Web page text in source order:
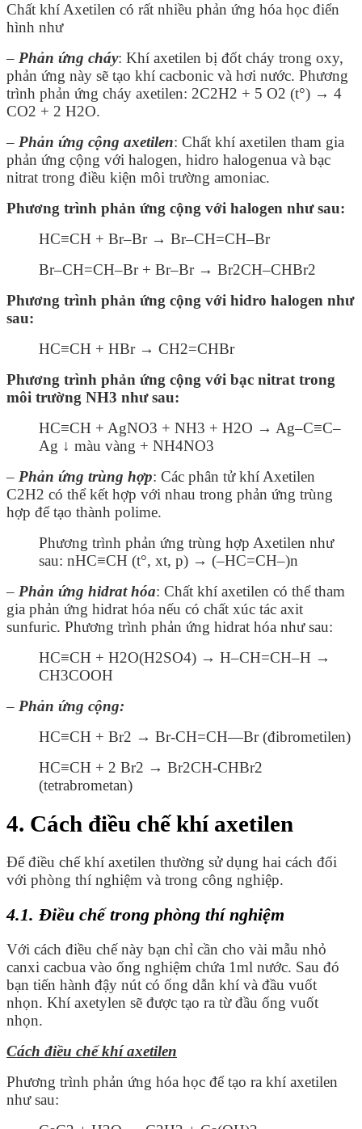
Chất khí Axetilen có rất nhiều phản ứng hóa học điển
hình như
– Phản ứng cháy: Khí axetilen bị đốt cháy trong oxy,
phản ứng này sẽ tạo khí cacbonic và hơi nước. Phương
trình phản ứng cháy axetilen: 2C2H2 + 5 O2 (t°) → 4
CO2 + 2 H2O.
– Phản ứng cộng axetilen: Chất khí axetilen tham gia
phản ứng cộng với halogen, hidro halogenua và bạc
nitrat trong điều kiện môi trường amoniac.
Phương trình phản ứng cộng với halogen như sau:
HC≡CH + Br–Br → Br–CH=CH–Br
Br–CH=CH–Br + Br–Br → Br2CH–CHBr2
Phương trình phản ứng cộng với hidro halogen như
sau:
HC≡CH + HBr → CH2=CHBr
Phương trình phản ứng cộng với bạc nitrat trong
môi trường NH3 như sau:
HC≡CH + AgNO3 + NH3 + H2O → Ag–C≡C–
Ag ↓ màu vàng + NH4NO3
– Phản ứng trùng hợp: Các phân tử khí Axetilen
C2H2 có thể kết hợp với nhau trong phản ứng trùng
hợp để tạo thành polime.
Phương trình phản ứng trùng hợp Axetilen như
sau: nHC≡CH (t°, xt, p) → (–HC=CH–)n
– Phản ứng hidrat hóa: Chất khí axetilen có thể tham
gia phản ứng hidrat hóa nếu có chất xúc tác axit
sunfuric. Phương trình phản ứng hidrat hóa như sau:
HC≡CH + H2O(H2SO4) → H–CH=CH–H →
CH3COOH
– Phản ứng cộng:
HC≡CH + Br2 → Br-CH=CH—Br (đibrometilen)
HC≡CH + 2 Br2 → Br2CH-CHBr2
(tetrabrometan)
4. Cách điều chế khí axetilen
Để điều chế khí axetilen thường sử dụng hai cách đối
với phòng thí nghiệm và trong công nghiệp.
4.1. Điều chế trong phòng thí nghiệm
Với cách điều chế này bạn chỉ cần cho vài mẫu nhỏ
canxi cacbua vào ống nghiệm chứa 1ml nước. Sau đó
bạn tiến hành đậy nút có ống dẫn khí và đầu vuốt
nhọn. Khí axetylen sẽ được tạo ra từ đầu ống vuốt
nhọn.
Cách điều chế khí axetilen
Phương trình phản ứng hóa học để tạo ra khí axetilen
như sau: